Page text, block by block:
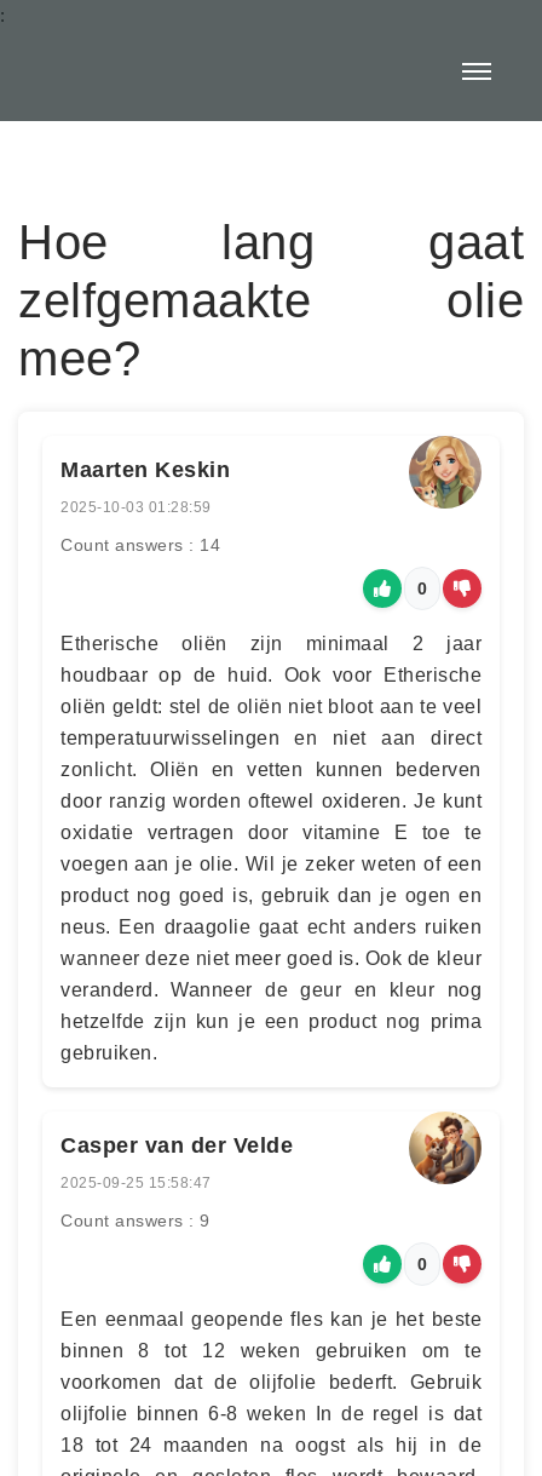
:
Hoe lang gaat
zelfgemaakte olie
mee?
Maarten Keskin
2025-10-03 01:28:59
Count answers : 14
0
Etherische oliën zijn minimaal 2 jaar
houdbaar op de huid. Ook voor Etherische
oliën geldt: stel de oliën niet bloot aan te veel
temperatuurwisselingen en niet aan direct
zonlicht. Oliën en vetten kunnen bederven
door ranzig worden oftewel oxideren. Je kunt
oxidatie vertragen door vitamine E toe te
voegen aan je olie. Wil je zeker weten of een
product nog goed is, gebruik dan je ogen en
neus. Een draagolie gaat echt anders ruiken
wanneer deze niet meer goed is. Ook de kleur
veranderd. Wanneer de geur en kleur nog
hetzelfde zijn kun je een product nog prima
gebruiken.
Casper van der Velde
2025-09-25 15:58:47
Count answers : 9
0
Een eenmaal geopende fles kan je het beste
binnen 8 tot 12 weken gebruiken om te
voorkomen dat de olijfolie bederft. Gebruik
olijfolie binnen 6-8 weken In de regel is dat
18 tot 24 maanden na oogst als hij in de